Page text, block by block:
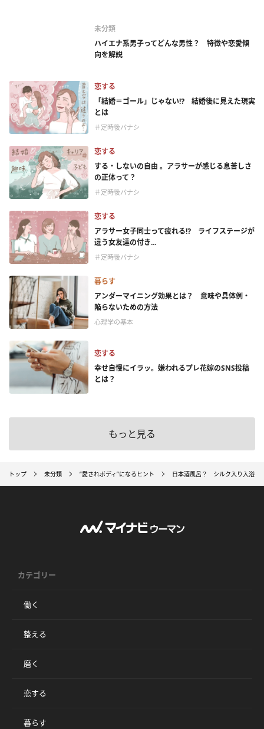
未分類
ハイエナ系男子ってどんな男性？ 特徴や恋愛傾
向を解説
恋する
「結婚＝ゴール」じゃない⁉ 結婚後に見えた現実
とは
＃定時後バナシ
恋する
する・しないの自由 。アラサーが感じる息苦しさ
の正体って？
＃定時後バナシ
恋する
アラサー女子同士って疲れる⁉ ライフステージが
違う女友達の付き...
＃定時後バナシ
暮らす
アンダーマイニング効果とは？ 意味や具体例・
陥らないための方法
心理学の基本
恋する
幸せ自慢にイラッ。嫌われるプレ花嫁のSNS投稿
とは？
もっと見る
トップ 未分類 “愛されボディ”になるヒント 日本酒風呂？ シルク入り入浴剤
カテゴリー
働く
整える
磨く
恋する
暮らす